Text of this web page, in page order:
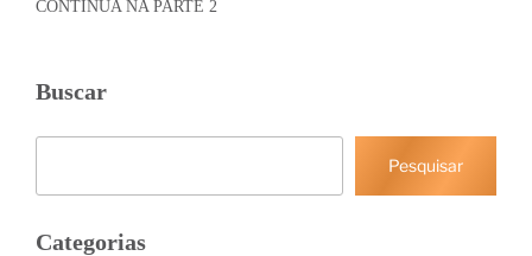
CONTINUA NA PARTE 2
Buscar
Pesquisar
Categorias